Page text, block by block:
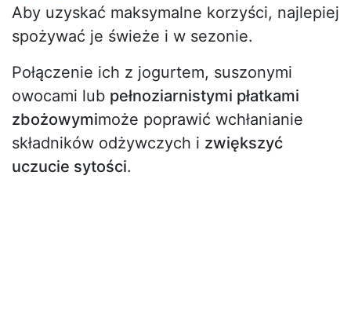
Aby uzyskać maksymalne korzyści, najlepiej
spożywać je świeże i w sezonie.
Połączenie ich z jogurtem, suszonymi
owocami lub pełnoziarnistymi płatkami
zbożowymimoże poprawić wchłanianie
składników odżywczych i zwiększyć
uczucie sytości.